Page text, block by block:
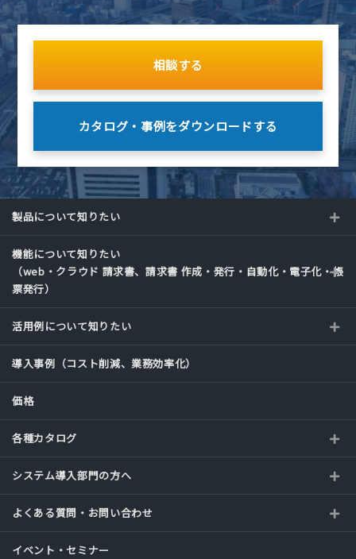
相談する
カタログ・事例をダウンロードする
製品について知りたい
機能について知りたい
（web・クラウド 請求書、請求書 作成・発行・自動化・電子化・帳
票発行）
活用例について知りたい
導入事例（コスト削減、業務効率化）
価格
各種カタログ
システム導入部門の方へ
よくある質問・お問い合わせ
イベント・セミナー